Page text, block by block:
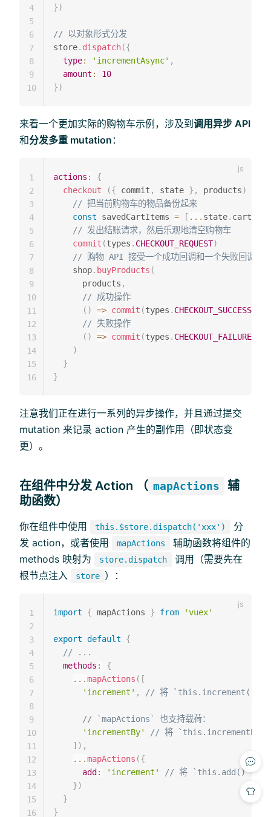
})
// 以对象形式分发
store. dispatch({
type: 'incrementAsync' ,
amount :
10
})
4
5
6
7
8
9
10
来看一个更加实际的购物车示例，涉及到调用异步 API
和分发多重 mutation ：
actions :
{
checkout
({ commit , state } , products)
// 把当前购物车的物品备份起来
const savedCartItems = [ ... state. cart
// 发出结账请求，然后乐观地清空购物车
commit (types . CHECKOUT_REQUEST)
// 购物 API 接受一个成功回调和一个失败回调
    shop
. buyProducts (
      products
,
// 成功操作
( ) => commit (types . CHECKOUT_SUCCESS
// 失败操作
( ) => commit (types . CHECKOUT_FAILURE
)
}
}
1
2
3
4
5
6
7
8
9
10
11
12
13
14
15
16
注意我们正在进行一系列的异步操作，并且通过提交
mutation 来记录 action 产生的副作用（即状态变
更）。
在组件中分发 Action （ mapActions
辅
助函数）
你在组件中使用 this.$store.dispatch('xxx')
分
发 action，或者使用
mapActions
辅助函数将组件的
methods 映射为
store.dispatch
调用（需要先在
根节点注入
store ）：
import { mapActions } from 'vuex'
export default
{
// ...
methods :
{
...mapActions ( [
'increment' , // 将 `this.increment()`
// `mapActions` 也支持载荷：
'incrementBy'
// 将
] ) ,
...mapActions ({
add : 'increment'
// 将 `this.add()` 映
})
}
}
1
2
3
4
5
6
7
8
9
10
11
12
13
14
15
16